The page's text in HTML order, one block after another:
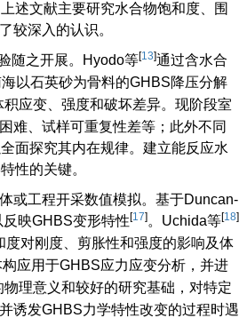
述文献主要研究水合物饱和度、围
较深入的认识。
随之开展。Hyodo等[13]通过含水合
以石英砂为骨料的GHBS降压分解
应变、强度和破坏差异。现阶段室
难、试样可重复性差等；此外不同
面探究其内在规律。建立能反应水
性的关键。
或工程开采数值模拟。基于Duncan-
映GHBS变形特性[17] 。Uchida等[18]
对刚度、剪胀性和强度的影响及体
应用于GHBS应力应变分析，并进
理意义和较好的研究基础，对特定
诱发GHBS力学特性改变的过程时遇